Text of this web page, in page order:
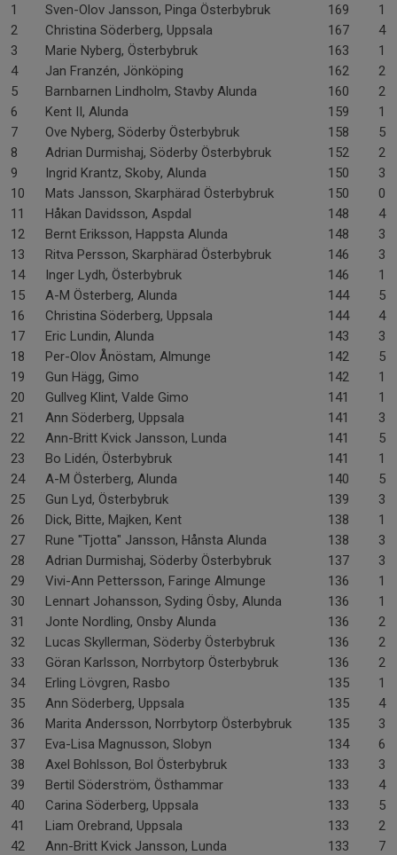
1
Sven-Olov Jansson, Pinga Österbybruk 169
1-2
2
Christina Söderberg, Uppsala 167
4-1
3
Marie Nyberg, Österbybruk 163
1-2
4
Jan Franzén, Jönköping 162
2-2
5
Barnbarnen Lindholm, Stavby Alunda 160
2-1
6
Kent II, Alunda 159
1-3
7
Ove Nyberg, Söderby Österbybruk 158
5-1
8
Adrian Durmishaj, Söderby Österbybruk 152
2-2
9
Ingrid Krantz, Skoby, Alunda 150
3-1
10
Mats Jansson, Skarphärad Österbybruk 150
0-6
11
Håkan Davidsson, Aspdal 148
4-1
12
Bernt Eriksson, Happsta Alunda 148
3-1
13
Ritva Persson, Skarphärad Österbybruk 146
3-1
14
Inger Lydh, Österbybruk 146
1-0
15
A-M Österberg, Alunda 144
5-0
16
Christina Söderberg, Uppsala 144
4-0
17
Eric Lundin, Alunda 143
3-0
18
Per-Olov Ånöstam, Almunge 142
5-2
19
Gun Hägg, Gimo 142
1-2
20
Gullveg Klint, Valde Gimo 141
1-2
21
Ann Söderberg, Uppsala 141
3-1
22
Ann-Britt Kvick Jansson, Lunda 141
5-1
23
Bo Lidén, Österbybruk 141
1-4
24
A-M Österberg, Alunda 140
5-0
25
Gun Lyd, Österbybruk 139
3-1
26
Dick, Bitte, Majken, Kent 138
1-1
27
Rune "Tjotta" Jansson, Hånsta Alunda 138
3-1
28
Adrian Durmishaj, Söderby Österbybruk 137
3-1
29
Vivi-Ann Pettersson, Faringe Almunge 136
1-3
30
Lennart Johansson, Syding Ösby, Alunda 136
1-3
31
Jonte Nordling, Onsby Alunda 136
2-1
32
Lucas Skyllerman, Söderby Österbybruk 136
2-1
33
Göran Karlsson, Norrbytorp Österbybruk 136
2-2
34
Erling Lövgren, Rasbo 135
1-3
35
Ann Söderberg, Uppsala 135
4-1
36
Marita Andersson, Norrbytorp Österbybruk 135
3-1
37
Eva-Lisa Magnusson, Slobyn 134
6-0
38
Axel Bohlsson, Bol Österbybruk 133
3-1
39
Bertil Söderström, Östhammar 133
4-0
40
Carina Söderberg, Uppsala 133
5-0
41
Liam Orebrand, Uppsala 133
2-1
42
Ann-Britt Kvick Jansson, Lunda 133
7-1